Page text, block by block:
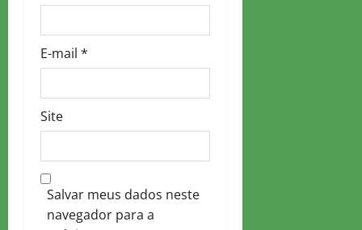
E-mail *
Site
Salvar meus dados neste
navegador para a